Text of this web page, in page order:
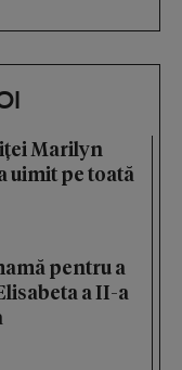
Marilyn
uimit pe toată
pentru a
a II-a